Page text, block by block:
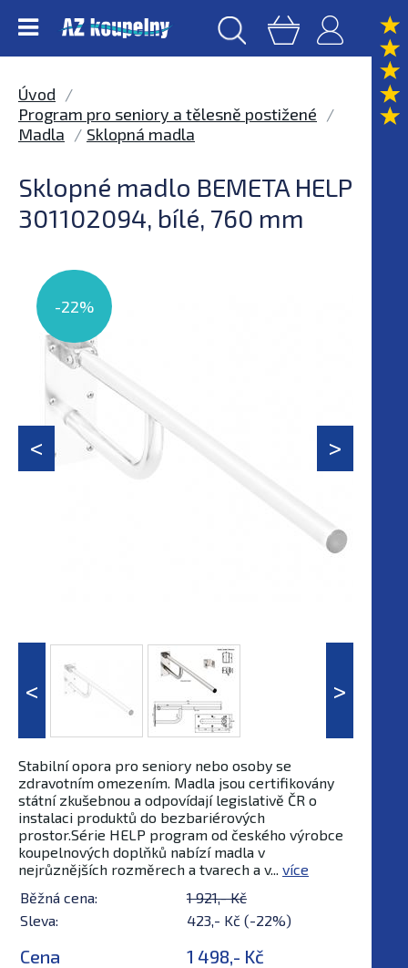
Úvod
Program pro seniory a tělesně postižené
Madla
Sklopná madla
Sklopné madlo BEMETA HELP
301102094, bílé, 760 mm
-22%
Stabilní opora pro seniory nebo osoby se
zdravotním omezením. Madla jsou certifikovány
státní zkušebnou a odpovídají legislativě ČR o
instalaci produktů do bezbariérových
prostor.Série HELP program od českého výrobce
koupelnových doplňků nabízí madla v
nejrůznějších rozměrech a tvarech a v... více
Běžná cena:
1 921,- Kč
Sleva:
423,- Kč (-22%)
Cena 1 498,- Kč